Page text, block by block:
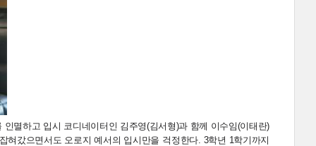
멸하고 입시 코디네이터인 김주영(김서형)과 함께 이수임(이태란)
갔으면서도 오로지 예서의 입시만을 걱정한다. 3학년 1학기까지